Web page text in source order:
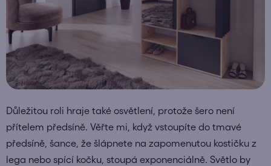
Důležitou roli hraje také osvětlení, protože šero není
přítelem předsíně. Věřte mi, když vstoupíte do tmavé
předsíně, šance, že šlápnete na zapomenutou kostičku z
lega nebo spící kočku, stoupá exponenciálně. Světlo by